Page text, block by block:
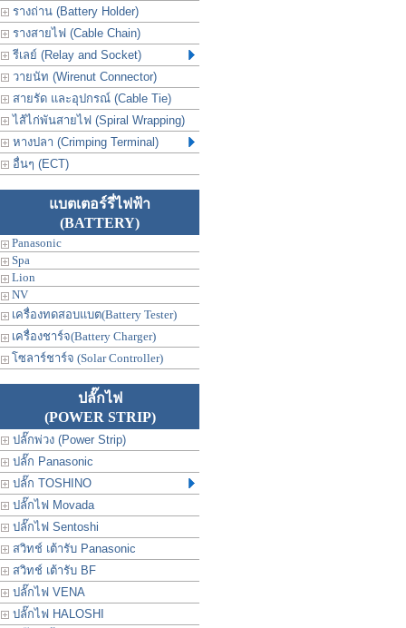
รางถ่าน (Battery Holder)
รางสายไฟ (Cable Chain)
รีเลย์ (Relay and Socket)
วายนัท (Wirenut Connector)
สายรัด และอุปกรณ์ (Cable Tie)
ไส้ไก่พันสายไฟ (Spiral Wrapping)
หางปลา (Crimping Terminal)
อื่นๆ (ECT)
แบตเตอร์รี่ไฟฟ้า
(BATTERY)
Panasonic
Spa
Lion
NV
เครื่องทดสอบแบต(Battery Tester)
เครื่องชาร์จ(Battery Charger)
โซลาร์ชาร์จ (Solar Controller)
ปลั๊กไฟ
(POWER STRIP)
ปลั๊กพ่วง (Power Strip)
ปลั๊ก Panasonic
ปลั๊ก TOSHINO
ปลั๊กไฟ Movada
ปลั๊กไฟ Sentoshi
สวิทช์ เต้ารับ Panasonic
สวิทช์ เต้ารับ BF
ปลั๊กไฟ VENA
ปลั๊กไฟ HALOSHI